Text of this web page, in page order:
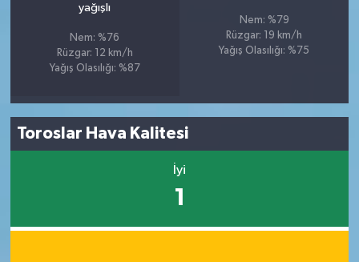
yağışlı
Nem: %76
Rüzgar: 12 km/h
Yağış Olasılığı: %87
Nem: %79
Rüzgar: 19 km/h
Yağış Olasılığı: %75
Toroslar Hava Kalitesi
İyi
1